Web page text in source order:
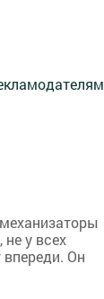
у всех
Он